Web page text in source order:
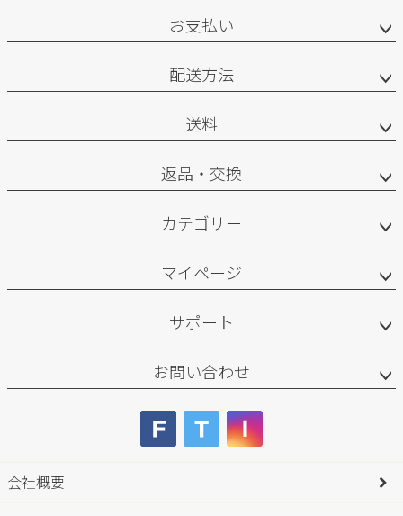
お支払い
配送方法
送料
返品・交換
カテゴリー
マイページ
サポート
お問い合わせ
会社概要